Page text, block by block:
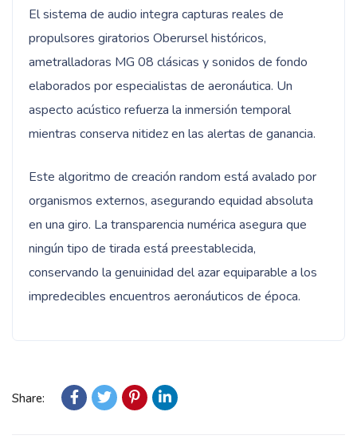
El sistema de audio integra capturas reales de
propulsores giratorios Oberursel históricos,
ametralladoras MG 08 clásicas y sonidos de fondo
elaborados por especialistas de aeronáutica. Un
aspecto acústico refuerza la inmersión temporal
mientras conserva nitidez en las alertas de ganancia.
Este algoritmo de creación random está avalado por
organismos externos, asegurando equidad absoluta
en una giro. La transparencia numérica asegura que
ningún tipo de tirada está preestablecida,
conservando la genuinidad del azar equiparable a los
impredecibles encuentros aeronáuticos de época.
Share: